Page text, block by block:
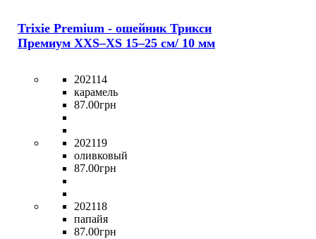
Trixie Premium - ошейник Трикси
Премиум XXS–XS 15–25 см/ 10 мм
202114
карамель
87.00грн
202119
оливковый
87.00грн
202118
папайя
87.00грн